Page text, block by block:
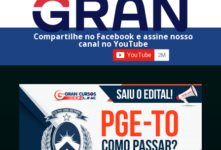
Compartilhe no Facebook e assine nosso
canal no YouTube